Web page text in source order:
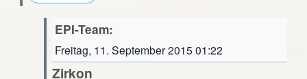
EPI-Team:
Freitag, 11. September 2015 01:22
Zirkon